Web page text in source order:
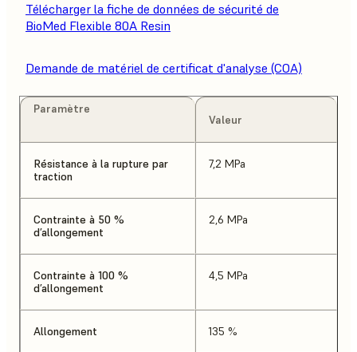
Télécharger la fiche de données de sécurité de
BioMed Flexible 80A Resin
Demande de matériel de certificat d'analyse (COA)
Paramètre
Valeur
Résistance à la rupture par
traction
7,2 MPa
Contrainte à 50 %
d’allongement
2,6 MPa
Contrainte à 100 %
d’allongement
4,5 MPa
Allongement 135 %